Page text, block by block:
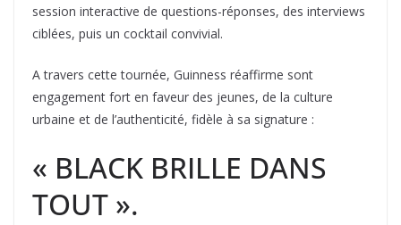
session interactive de questions-réponses, des interviews
ciblées, puis un cocktail convivial.
A travers cette tournée, Guinness réaffirme sont
engagement fort en faveur des jeunes, de la culture
urbaine et de l’authenticité, fidèle à sa signature :
« BLACK BRILLE DANS
TOUT ».